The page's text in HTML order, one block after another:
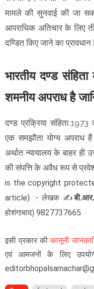
मामले की सुनवाई की जा
आपराधिक अतिचार के लिए
दण्डित किए जाने का प्रावधान
भारतीय दण्ड
शमनीय अपराध है
दण्ड प्रक्रिया
एक समझौता योग्य अपराध हैं
अर्थात न्यायालय के बाहर ही
की संपत्ति के अवैध रूप से
is the copyright
article) :- लेखक ✍️
होशंगाबाद) 9827737665
इसी प्रकार कीकानूनी
एवं आमजनों के लिए